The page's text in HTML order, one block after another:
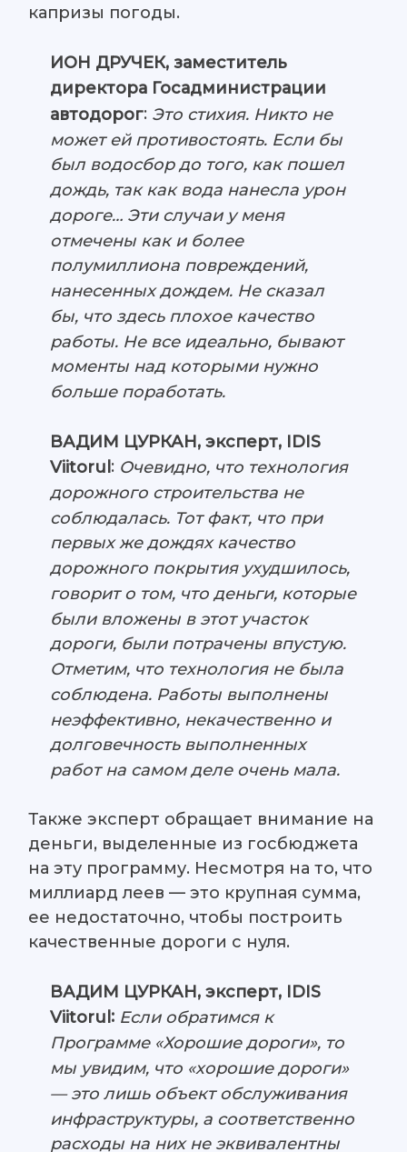
капризы погоды.
ИОН ДРУЧЕК, заместитель
директора Госадминистрации
автодорог: Это стихия. Никто не
может ей противостоять. Если бы
был водосбор до того, как пошел
дождь, так как вода нанесла урон
дороге… Эти случаи у меня
отмечены как и более
полумиллиона повреждений,
нанесенных дождем. Не сказал
бы, что здесь плохое качество
работы. Не все идеально, бывают
моменты над которыми нужно
больше поработать.
ВАДИМ ЦУРКАН, эксперт, IDIS
Viitorul : Очевидно, что технология
дорожного строительства не
соблюдалась. Тот факт, что при
первых же дождях качество
дорожного покрытия ухудшилось,
говорит о том, что деньги, которые
были вложены в этот участок
дороги, были потрачены впустую.
Отметим, что технология не была
соблюдена. Работы выполнены
неэффективно, некачественно и
долговечность выполненных
работ на самом деле очень мала.
Также эксперт обращает внимание на
деньги, выделенные из госбюджета
на эту программу. Несмотря на то, что
миллиард леев — это крупная сумма,
ее недостаточно, чтобы построить
качественные дороги с нуля.
ВАДИМ ЦУРКАН, эксперт, IDIS
Viitorul : Если обратимся к
Программе «Хорошие дороги», то
мы увидим, что «хорошие дороги»
— это лишь объект обслуживания
инфраструктуры, а соответственно
расходы на них не эквивалентны